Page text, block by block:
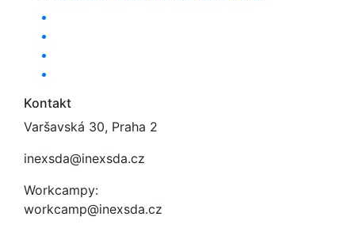
Kontakt
Varšavská 30, Praha 2
inexsda@inexsda.cz
Workcampy:
workcamp@inexsda.cz